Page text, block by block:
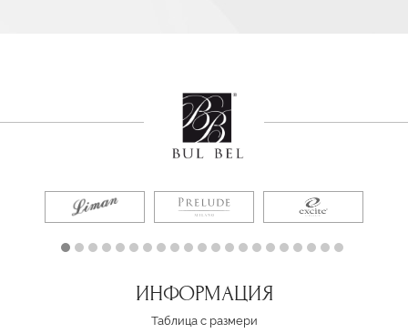
ИНФОРМАЦИЯ
Таблица с размери